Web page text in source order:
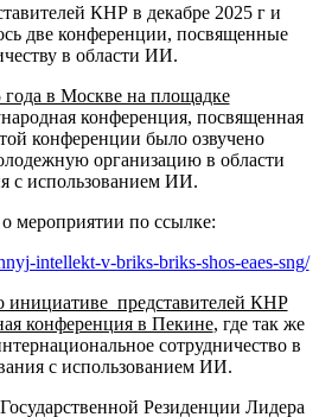
КНР в декабре 2025 г и
две конференции, посвященные
в области ИИ.
года в Москве на площадке
конференция, посвященная
конференции было озвучено
организацию в области
с использованием ИИ.
мероприятии по ссылке:
intellekt-v-briks-briks-shos-eaes-sng/
инициативе представителей КНР
конференция в Пекине, где так же
сотрудничество в
с использованием ИИ.
Резиденции Лидера